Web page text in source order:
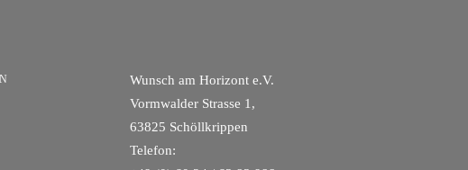
Wunsch am Horizont e.V.
Vormwalder Strasse 1,
63825 Schöllkrippen
Telefon: